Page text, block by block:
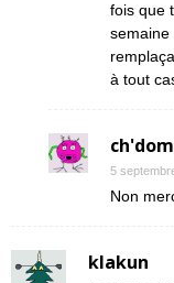
fois que
semaine
à tout
ch'dom
5
Non
klakun